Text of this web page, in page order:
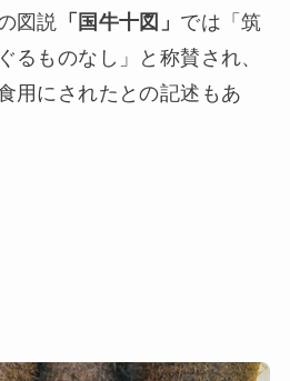
図説 「国牛十図」 では「筑
るものなし」と称賛され、
用にされたとの記述もあ